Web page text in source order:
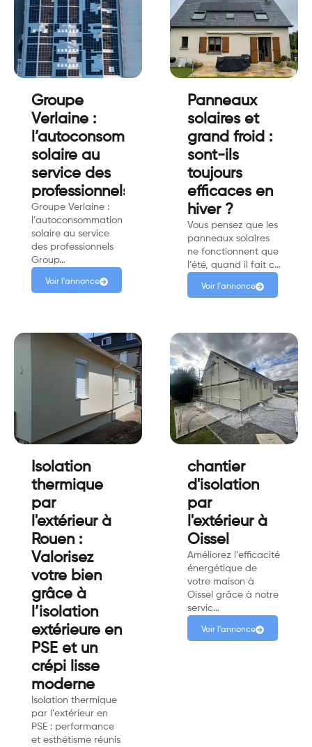
Groupe
Verlaine :
l’autoconsommation
solaire au
service des
professionnels.
Groupe Verlaine :
l’autoconsommation
solaire au service
des professionnels
Group…
Voir l'annonce
Panneaux
solaires et
grand froid :
sont-ils
toujours
efficaces en
hiver ?
Vous pensez que les
panneaux solaires
ne fonctionnent que
l’été, quand il fait c…
Voir l'annonce
Isolation
thermique
par
l'extérieur à
Rouen :
Valorisez
votre bien
grâce à
l’isolation
extérieure en
PSE et un
crépi lisse
moderne
Isolation thermique
par l’extérieur en
PSE : performance
et esthétisme réunis
chantier
d'isolation
par
l'extérieur à
Oissel
Améliorez l’efficacité
énergétique de
votre maison à
Oissel grâce à notre
servic…
Voir l'annonce